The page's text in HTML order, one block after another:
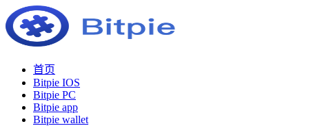
首页
Bitpie IOS
Bitpie PC
Bitpie app
Bitpie wallet